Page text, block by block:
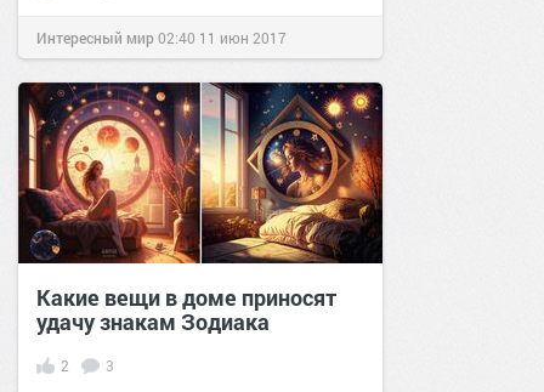
Интересный мир02:40 11 июн 2017
Какие вещи в доме приносят
удачу знакам Зодиака
2 3